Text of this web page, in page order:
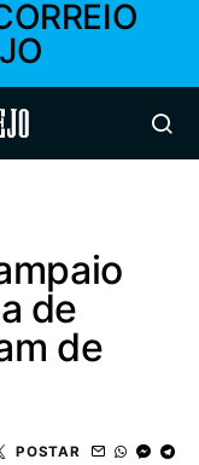
de
de
POSTAR